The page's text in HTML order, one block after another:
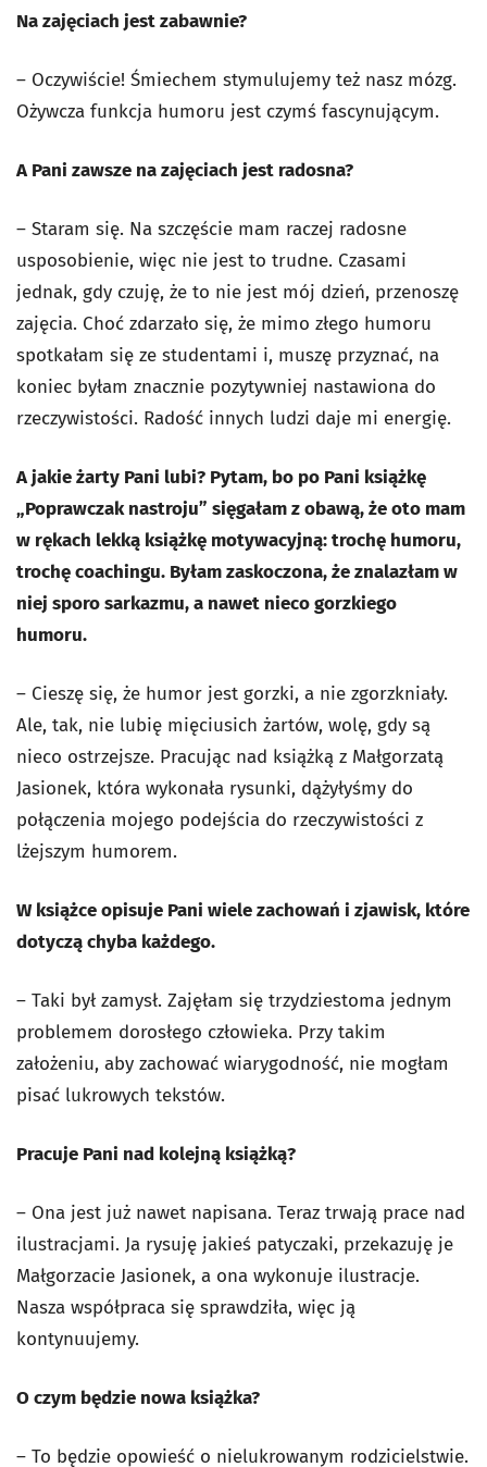
Na zajęciach jest zabawnie?
– Oczywiście! Śmiechem stymulujemy też nasz mózg.
Ożywcza funkcja humoru jest czymś fascynującym.
A Pani zawsze na zajęciach jest radosna?
– Staram się. Na szczęście mam raczej radosne
usposobienie, więc nie jest to trudne. Czasami
jednak, gdy czuję, że to nie jest mój dzień, przenoszę
zajęcia. Choć zdarzało się, że mimo złego humoru
spotkałam się ze studentami i, muszę przyznać, na
koniec byłam znacznie pozytywniej nastawiona do
rzeczywistości. Radość innych ludzi daje mi energię.
A jakie żarty Pani lubi? Pytam, bo po Pani książkę
„Poprawczak nastroju” sięgałam z obawą, że oto mam
w rękach lekką książkę motywacyjną: trochę humoru,
trochę coachingu. Byłam zaskoczona, że znalazłam w
niej sporo sarkazmu, a nawet nieco gorzkiego
humoru.
– Cieszę się, że humor jest gorzki, a nie zgorzkniały.
Ale, tak, nie lubię mięciusich żartów, wolę, gdy są
nieco ostrzejsze. Pracując nad książką z Małgorzatą
Jasionek, która wykonała rysunki, dążyłyśmy do
połączenia mojego podejścia do rzeczywistości z
lżejszym humorem.
W książce opisuje Pani wiele zachowań i zjawisk, które
dotyczą chyba każdego.
– Taki był zamysł. Zajęłam się trzydziestoma jednym
problemem dorosłego człowieka. Przy takim
założeniu, aby zachować wiarygodność, nie mogłam
pisać lukrowych tekstów.
Pracuje Pani nad kolejną książką?
– Ona jest już nawet napisana. Teraz trwają prace nad
ilustracjami. Ja rysuję jakieś patyczaki, przekazuję je
Małgorzacie Jasionek, a ona wykonuje ilustracje.
Nasza współpraca się sprawdziła, więc ją
kontynuujemy.
O czym będzie nowa książka?
– To będzie opowieść o nielukrowanym rodzicielstwie.